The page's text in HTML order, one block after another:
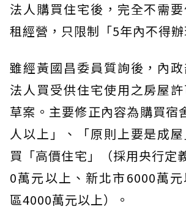
法人購買住宅後，完全不需
租經營，只限制「5年內不得辦
雖經黃國昌委員質詢後，內
法人買受供住宅使用之房屋
草案。主要修正內容為購買宿
人以上」、「原則上要是成
買「高價住宅」（採用央行定
0萬元以上、新北市6000萬
區4000萬元以上）。